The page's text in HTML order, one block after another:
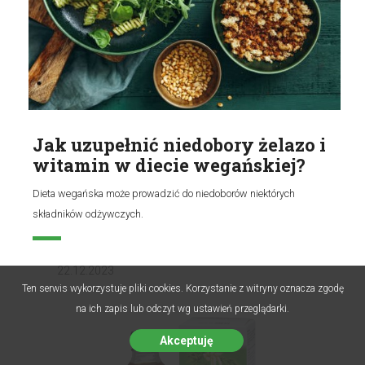
Ten serwis wykorzystuje pliki cookies. Korzystanie z witryny oznacza zgodę
na ich zapis lub odczyt wg ustawień przeglądarki.
Jak uzupełnić niedobory żelazo i
witamin w diecie wegańskiej?
Dieta wegańska może prowadzić do niedoborów niektórych
składników odżywczych.